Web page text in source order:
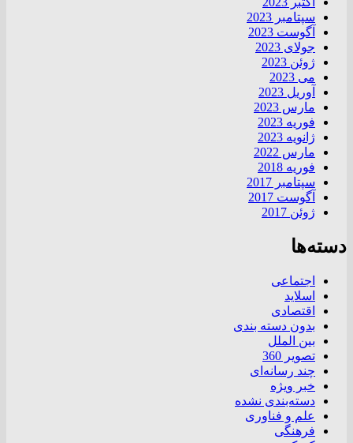
سپتامبر 2023
آگوست 2023
جولای 2023
ژوئن 2023
می 2023
آوریل 2023
مارس 2023
فوریه 2023
ژانویه 2023
مارس 2022
فوریه 2018
سپتامبر 2017
آگوست 2017
ژوئن 2017
دسته‌ها
اجتماعی
اسلاید
اقتصادی
بدون دسته بندی
بین الملل
تصویر 360
چند رسانه‌ای
خبر ویژه
دسته‌بندی نشده
علم و فناوری
فرهنگی